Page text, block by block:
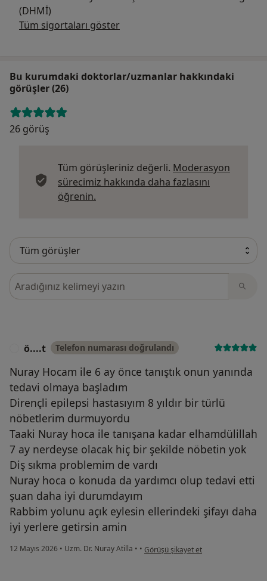
(DHMİ)
Tüm sigortaları göster
Bu kurumdaki doktorlar/uzmanlar hakkındaki
görüşler (26)
26 görüş
Tüm görüşleriniz değerli. Moderasyon
sürecimiz hakkında daha fazlasını
öğrenin.
Görüşler içerisinde ara
ö....t Telefon numarası doğrulandı
Nuray Hocam ile 6 ay önce tanıştık onun yanında
tedavi olmaya başladım
Dirençli epilepsi hastasıyım 8 yıldır bir türlü
nöbetlerim durmuyordu
Taaki Nuray hoca ile tanışana kadar elhamdülillah
7 ay nerdeyse olacak hiç bir şekilde nöbetin yok
Diş sıkma problemim de vardı
Nuray hoca o konuda da yardımcı olup tedavi etti
şuan daha iyi durumdayım
Rabbim yolunu açık eylesin ellerindeki şifayı daha
iyi yerlere getirsin amin
12 Mayıs 2026 • Uzm. Dr. Nuray Atilla • • kullanıcının görüşüne göre ö....t
Görüşü şikayet et